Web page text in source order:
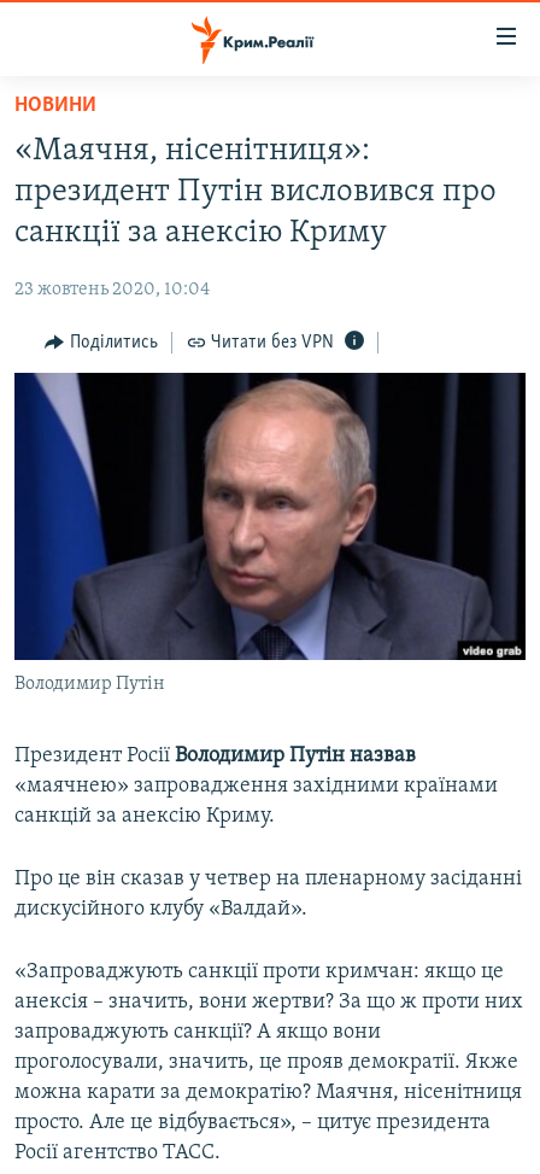
Перейти
основного
матеріалу
Перейти
до
основної
Перейти
до
пошуку
ВІДЕО ТА ФОТО
БЛОГИ
ПОГЛЯД
ІНТЕРВ'Ю
ВСЕ ЗА ДЕНЬ
СПЕЦПРОЕКТИ
ДЕПОРТАЦІЯ
ВІДЕОУРОКИ «ELIFBE»
СВІДЧЕННЯ ОКУПАЦІЇ
УКРАЇНСЬКА ПРОБЛЕМА КРИМУ
ІНФОГРАФІКА
ЯК ОБІЙТИ БЛОКУВАННЯ
Русский
Qırımtatar
ДОЛУЧАЙСЯ!
Усі сайти RFE/RL
НОВИНИ
«Маячня, нісенітниця»:
президент Путін висловився про
санкції за анексію Криму
23 жовтень 2020, 10:04
Поділитись Читати без VPN
Володимир Путін
Президент Росії Володимир Путін назвав
«маячнею» запровадження західними країнами
санкцій за анексію Криму.
Про це він сказав у четвер на пленарному засіданні
дискусійного клубу «Валдай».
«Запроваджують санкції проти кримчан: якщо це
анексія – значить, вони жертви? За що ж проти них
запроваджують санкції? А якщо вони
проголосували, значить, це прояв демократії. Якже
можна карати за демократію? Маячня, нісенітниця
просто. Але це відбувається», – цитує президента
Росії агентство ТАСС.